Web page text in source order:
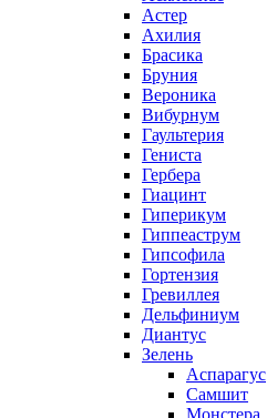
Астер
Ахилия
Брасика
Бруния
Вероника
Вибурнум
Гаультерия
Гениста
Гербера
Гиацинт
Гиперикум
Гиппеаструм
Гипсофила
Гортензия
Гревиллея
Дельфиниум
Диантус
Зелень
Аспарагус
Самшит
Монстера